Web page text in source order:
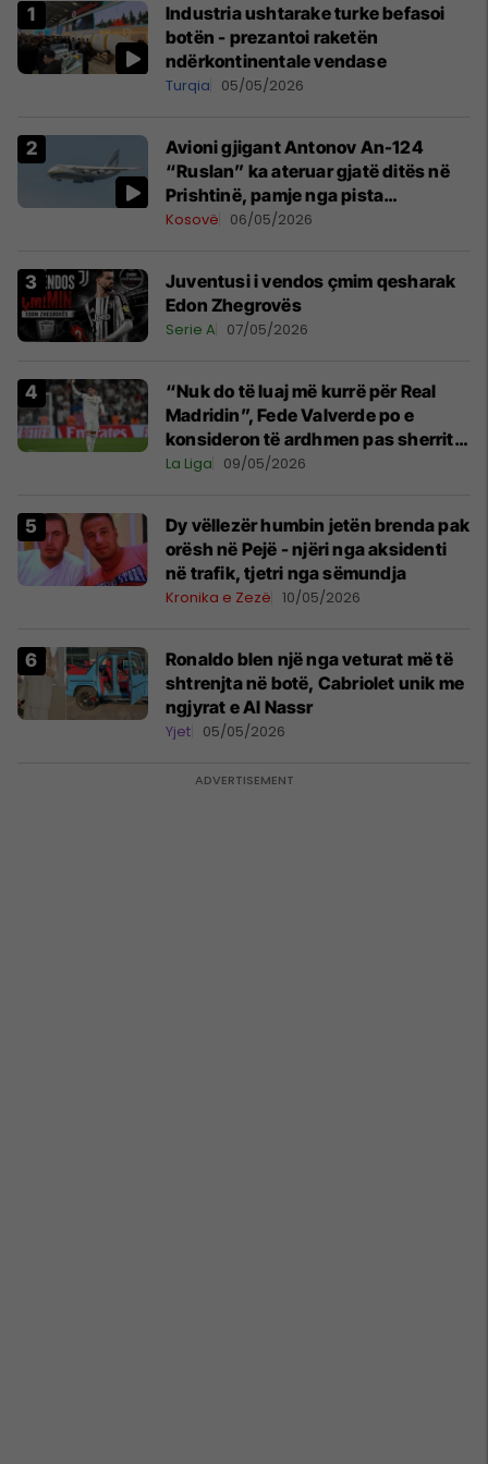
Industria ushtarake turke befasoi
botën - prezantoi raketën
ndërkontinentale vendase
Turqia 05/05/2026
Avioni gjigant Antonov An-124
“Ruslan” ka ateruar gjatë ditës në
Prishtinë, pamje nga pista
publikohen edhe në rrjete sociale
Kosovë 06/05/2026
Juventusi i vendos çmim qesharak
Edon Zhegrovës
Serie A 07/05/2026
“Nuk do të luaj më kurrë për Real
Madridin”, Fede Valverde po e
konsideron të ardhmen pas sherrit
me Tchouamenin
La Liga 09/05/2026
Dy vëllezër humbin jetën brenda pak
orësh në Pejë - njëri nga aksidenti
në trafik, tjetri nga sëmundja
Kronika e Zezë 10/05/2026
Ronaldo blen një nga veturat më të
shtrenjta në botë, Cabriolet unik me
ngjyrat e Al Nassr
Yjet 05/05/2026